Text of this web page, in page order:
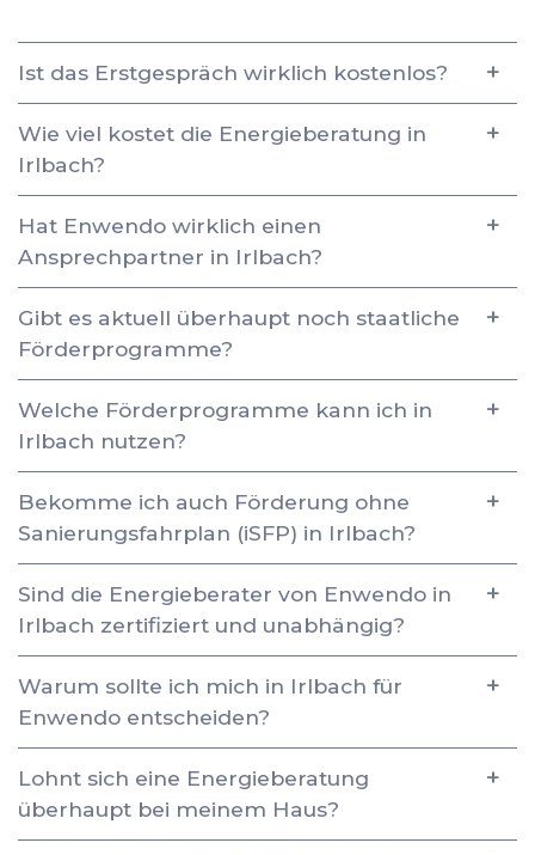
Ist das Erstgespräch wirklich kostenlos?
Wie viel kostet die Energieberatung in
Irlbach?
Hat Enwendo wirklich einen
Ansprechpartner in Irlbach?
Gibt es aktuell überhaupt noch staatliche
Förderprogramme?
Welche Förderprogramme kann ich in
Irlbach nutzen?
Bekomme ich auch Förderung ohne
Sanierungsfahrplan (iSFP) in Irlbach?
Sind die Energieberater von Enwendo in
Irlbach zertifiziert und unabhängig?
Warum sollte ich mich in Irlbach für
Enwendo entscheiden?
Lohnt sich eine Energieberatung
überhaupt bei meinem Haus?